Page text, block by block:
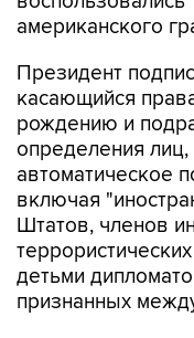
Президент
рождению и
определения
автоматическое
включая
Штатов, членов
детьми
признанных
Издание The Hill